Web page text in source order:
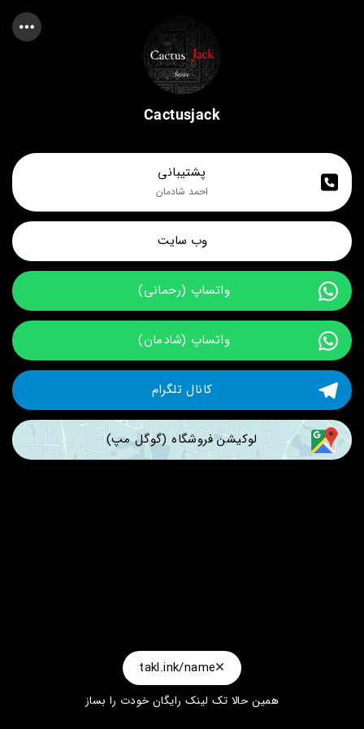
Cactusjack
پشتیبانی
احمد شادمان
وب سایت
واتساپ (رحمانی)
واتساپ (شادمان)
کانال تلگرام
لوکیشن فروشگاه (گوگل مپ)
takl.ink/name
همین حالا تک لینک رایگان خودت را بساز